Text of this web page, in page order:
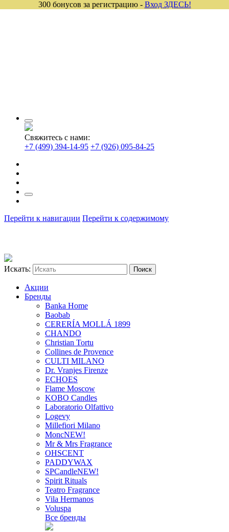
Свяжитесь с нами:
+7 (499) 394-14-95 +7 (926) 095-84-25
Перейти к навигации Перейти к содержимому
Искать:
Акции
Бренды
Banka Home
Baobab
CERERÍA MOLLÁ 1899
CHANDO
Christian Tortu
Collines de Provence
CULTI MILANO
Dr. Vranjes Firenze
ECHOES
Flame Moscow
KOBO Candles
Laboratorio Olfattivo
Logevy
Millefiori Milano
MoncNEW!
Mr & Mrs Fragrance
OHSCENT
PADDYWAX
SPCandleNEW!
Spirit Rituals
Teatro Fragrance
Vila Hermanos
Voluspa
Все бренды
300 бонусов за регистрацию - Вход ЗДЕСЬ!